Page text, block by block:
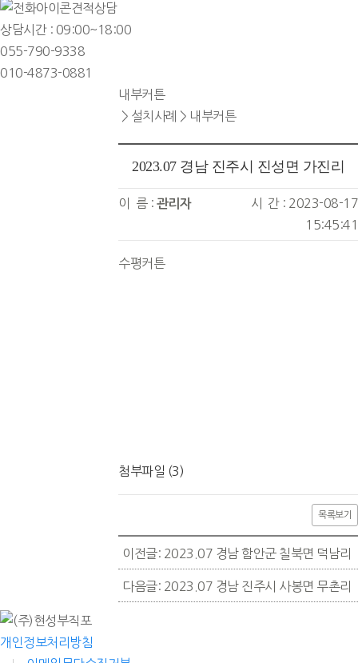
견적상담
상담시간 : 09:00~18:00
055-790-9338
010-4873-0881
내부커튼
> 설치사례 > 내부커튼
2023.07 경남 진주시 진성면 가진리
이 름 : 관리자
시 간 : 2023-08-17
15:45:41
수평커튼
첨부파일 (3)
목록보기
이전글: 2023.07 경남 함안군 칠북면 덕남리
다음글: 2023.07 경남 진주시 사봉면 무촌리
개인정보처리방침